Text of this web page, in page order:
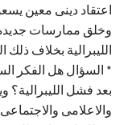
اعتقاد دينى معين
وخلق ممارسات
الليبرالية بخلاف ذلك
* السؤال هل الفكر
بعد فشل الليبرالية؟
والاعلامى